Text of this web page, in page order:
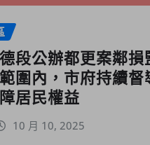
段公辦都更案鄰損
圍內，市府持續督
居民權益
10 月 10, 2025